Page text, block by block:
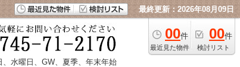
最終更新：2026年08月09日
00件
最近見た物件
00件
検討リスト
、水曜日、GW、夏季、年末年始